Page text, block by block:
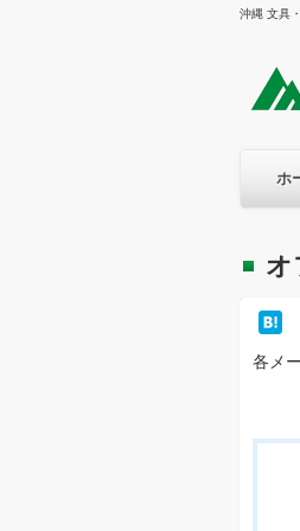
沖縄 文具
ホ
オ
各メ